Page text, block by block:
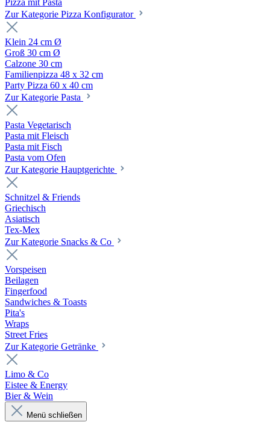
Pizza mit Pasta
Zur Kategorie Pizza Konfigurator
Klein 24 cm Ø
Groß 30 cm Ø
Calzone 30 cm
Familienpizza 48 x 32 cm
Party Pizza 60 x 40 cm
Zur Kategorie Pasta
Pasta Vegetarisch
Pasta mit Fleisch
Pasta mit Fisch
Pasta vom Ofen
Zur Kategorie Hauptgerichte
Schnitzel & Friends
Griechisch
Asiatisch
Tex-Mex
Zur Kategorie Snacks & Co
Vorspeisen
Beilagen
Fingerfood
Sandwiches & Toasts
Pita's
Wraps
Street Fries
Zur Kategorie Getränke
Limo & Co
Eistee & Energy
Bier & Wein
Menü schließen